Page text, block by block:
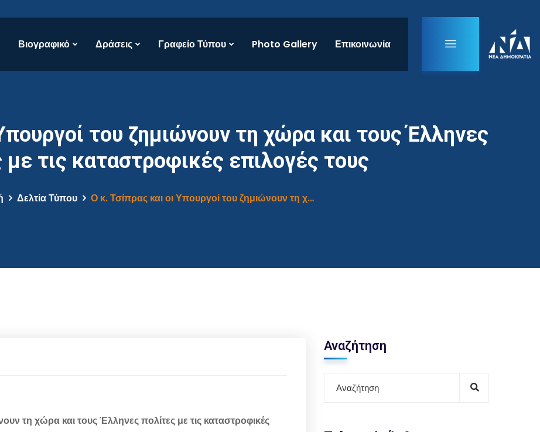
Βιογραφικό Δράσεις Γραφείο Τύπου Photo Gallery Επικοινωνία
του ζημιώνουν τη χώρα και τους Έλληνες
με τις καταστροφικές επιλογές τους
Δελτία Τύπου Ο κ. Τσίπρας και οι Υπουργοί του ζημιώνουν τη χώρα και τους Έλληνες πολίτες με τις καταστροφικές επιλογές τους
τη χώρα και τους Έλληνες πολίτες με τις καταστροφικές
Αναζήτηση